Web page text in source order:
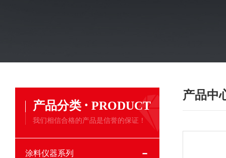
产品分类 · PRODUCT
我们相信合格的产品是信誉的保证！
涂料仪器系列
产品中